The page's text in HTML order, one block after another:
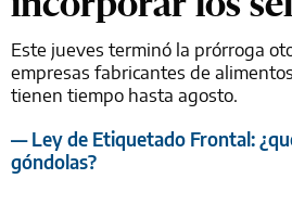
Este jueves terminó la prórroga
empresas fabricantes de
tienen tiempo hasta agosto.
— Ley de Etiquetado Frontal:
góndolas?